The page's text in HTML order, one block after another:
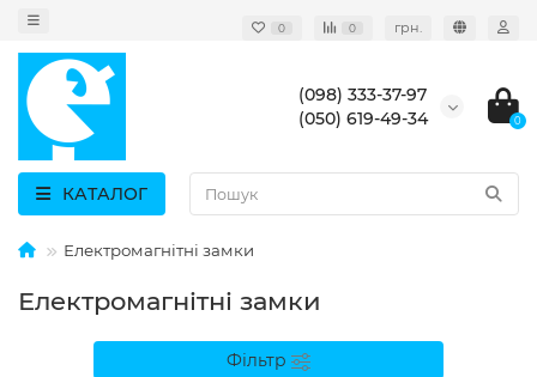
0 0 грн.
(098) 333-37-97
(050) 619-49-34
0
КАТАЛОГ
Електромагнітні замки
Електромагнітні замки
Фільтр